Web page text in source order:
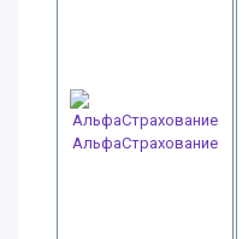
АльфаСтрахование